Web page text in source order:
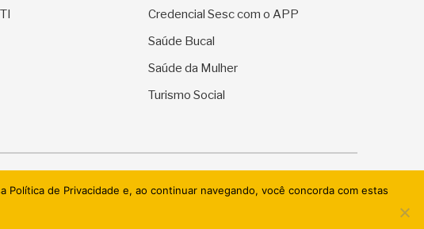
Credencial Sesc com o APP
Saúde Bucal
Saúde da Mulher
Turismo Social
de Privacidade e, ao continuar navegando, você concorda com estas